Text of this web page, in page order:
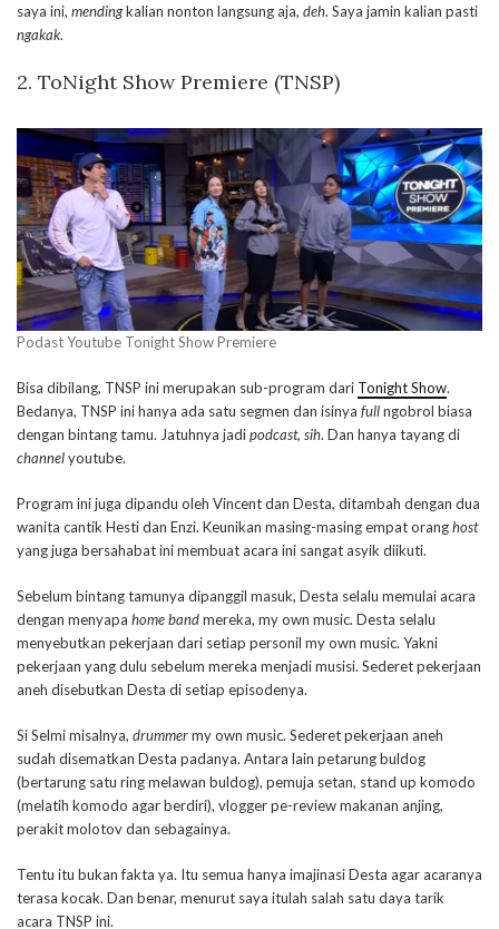
saya ini, mendingkalian nonton langsung aja, deh. Saya jamin kalian pasti
ngakak.
2. ToNight Show Premiere (TNSP)
Podast Youtube Tonight Show Premiere
Bisa dibilang, TNSP ini merupakan sub-program dari Tonight Show.
Bedanya, TNSP ini hanya ada satu segmen dan isinya fullngobrol biasa
dengan bintang tamu. Jatuhnya jadipodcast, sih. Dan hanya tayang di
channelyoutube.
Program ini juga dipandu oleh Vincent dan Desta, ditambah dengan dua
wanita cantik Hesti dan Enzi. Keunikan masing-masing empat oranghost
yang juga bersahabat ini membuat acara ini sangat asyik diikuti.
Sebelum bintang tamunya dipanggil masuk, Desta selalu memulai acara
dengan menyapa home bandmereka, my own music. Desta selalu
menyebutkan pekerjaan dari setiap personil my own music. Yakni
pekerjaan yang dulu sebelum mereka menjadi musisi. Sederet pekerjaan
aneh disebutkan Desta di setiap episodenya.
Si Selmi misalnya, drummermy own music. Sederet pekerjaan aneh
sudah disematkan Desta padanya. Antara lain petarung buldog
(bertarung satu ring melawan buldog), pemuja setan, stand up komodo
(melatih komodo agar berdiri), vlogger pe-review makanan anjing,
perakit molotov dan sebagainya.
Tentu itu bukan fakta ya. Itu semua hanya imajinasi Desta agar acaranya
terasa kocak. Dan benar, menurut saya itulah salah satu daya tarik
acara TNSP ini.